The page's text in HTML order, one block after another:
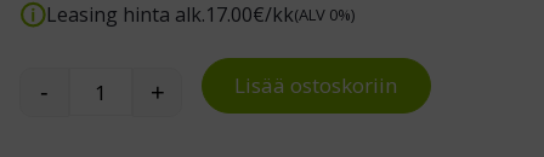
Leasing hinta alk.17.00€/kk(ALV 0%)
Pitkäovinen Solid-vaatekaappi määrä
- + Lisää ostoskoriin